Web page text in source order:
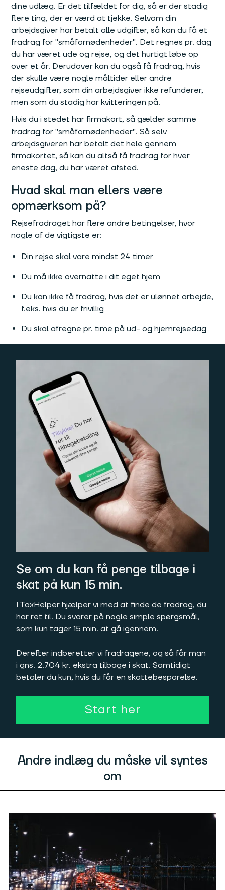
dine udlæg. Er det tilfældet for dig, så er der stadig
flere ting, der er værd at tjekke. Selvom din
arbejdsgiver har betalt alle udgifter, så kan du få et
fradrag for "småfornødenheder". Det regnes pr. dag
du har været ude og rejse, og det hurtigt løbe op
over et år. Derudover kan du også få fradrag, hvis
der skulle være nogle måltider eller andre
rejseudgifter, som din arbejdsgiver ikke refunderer,
men som du stadig har kvitteringen på.
Hvis du i stedet har firmakort, så gælder samme
fradrag for "småfornødenheder". Så selv
arbejdsgiveren har betalt det hele gennem
firmakortet, så kan du altså få fradrag for hver
eneste dag, du har været afsted.
Hvad skal man ellers være
opmærksom på?
Rejsefradraget har flere andre betingelser, hvor
nogle af de vigtigste er:
Din rejse skal vare mindst 24 timer
Du må ikke overnatte i dit eget hjem
Du kan ikke få fradrag, hvis det er ulønnet arbejde,
f.eks. hvis du er frivillig
Du skal afregne pr. time på ud- og hjemrejsedag
Se om du kan få penge tilbage i
skat på kun 15 min.
I TaxHelper hjælper vi med at finde de fradrag, du
har ret til. Du svarer på nogle simple spørgsmål,
som kun tager 15 min. at gå igennem.
Derefter indberetter vi fradragene, og så får man
i gns. 2.704 kr. ekstra tilbage i skat. Samtidigt
betaler du kun, hvis du får en skattebesparelse.
Start her
Andre indlæg du måske vil syntes
om